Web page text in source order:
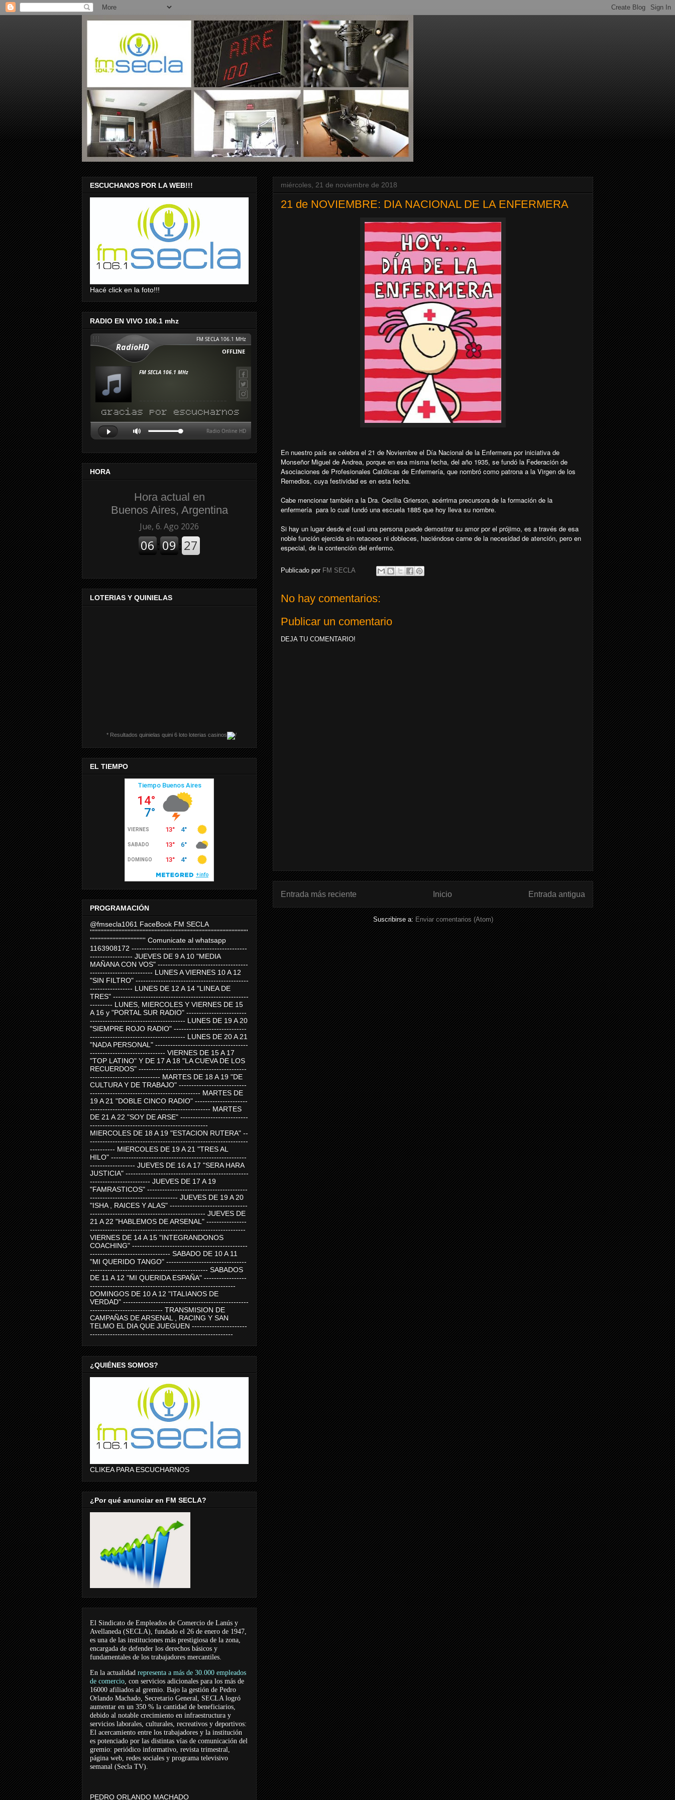
miércoles, 21 de noviembre de 2018
21 de NOVIEMBRE: DIA NACIONAL DE LA ENFERMERA
En nuestro país se celebra el 21 de Noviembre el Día Nacional de la Enfermera por iniciativa de
Monseñor Miguel de Andrea, porque en esa misma fecha, del año 1935, se fundó la Federación de
Asociaciones de Profesionales Católicas de Enfermería, que nombró como patrona a la Virgen de los
Remedios, cuya festividad es en esta fecha.
Cabe mencionar también a la Dra. Cecilia Grierson, acérrima precursora de la formación de la
enfermería para lo cual fundó una escuela 1885 que hoy lleva su nombre.
Si hay un lugar desde el cual una persona puede demostrar su amor por el prójimo, es a través de esa
noble función ejercida sin retaceos ni dobleces, haciéndose carne de la necesidad de atención, pero en
especial, de la contención del enfermo.
Publicado por FM SECLA
No hay comentarios:
Publicar un comentario
DEJA TU COMENTARIO!
Entrada más reciente Entrada antigua
Inicio
Suscribirse a: Enviar comentarios (Atom)
ESCUCHANOS POR LA WEB!!!
Hacé click en la foto!!!
RADIO EN VIVO 106.1 mhz
HORA
Hora actual en
Buenos Aires, Argentina
LOTERIAS Y QUINIELAS
* Resultados quinielas quini 6 loto loterias casinos
EL TIEMPO
PROGRAMACIÓN
@fmsecla1061 FaceBook FM SECLA
'''''''''''''''''''''''''''''''''''''''''''''''''''''''''''''''''''''''''''''''''''''''''''''''''''''''''
''''''''''''''''''''''''''''''''''''' Comunicate al whatsapp
1163908172 ----------------------------------------------
----------------- JUEVES DE 9 A 10 "MEDIA
MAÑANA CON VOS" ------------------------------------
------------------------- LUNES A VIERNES 10 A 12
"SIN FILTRO" ---------------------------------------------
----------------- LUNES DE 12 A 14 "LINEA DE
TRES" ------------------------------------------------------
--------- LUNES, MIERCOLES Y VIERNES DE 15
A 16 y "PORTAL SUR RADIO" ------------------------
-------------------------------------- LUNES DE 19 A 20
"SIEMPRE ROJO RADIO" -----------------------------
-------------------------------------- LUNES DE 20 A 21
"NADA PERSONAL" -------------------------------------
------------------------------ VIERNES DE 15 A 17
"TOP LATINO" Y DE 17 A 18 "LA CUEVA DE LOS
RECUERDOS" -------------------------------------------
---------------------------- MARTES DE 18 A 19 "DE
CULTURA Y DE TRABAJO" ---------------------------
-------------------------------------------- MARTES DE
19 A 21 "DOBLE CINCO RADIO" ---------------------
------------------------------------------------ MARTES
DE 21 A 22 "SOY DE ARSE" ---------------------------
-----------------------------------------------
MIERCOLES DE 18 A 19 "ESTACION RUTERA" --
---------------------------------------------------------------
---------- MIERCOLES DE 19 A 21 "TRES AL
HILO" ------------------------------------------------------
------------------ JUEVES DE 16 A 17 "SERA HARA
JUSTICIA" -------------------------------------------------
------------------------ JUEVES DE 17 A 19
"FAMRASTICOS" ----------------------------------------
----------------------------------- JUEVES DE 19 A 20
"ISHA , RAICES Y ALAS" -------------------------------
---------------------------------------------- JUEVES DE
21 A 22 "HABLEMOS DE ARSENAL" ----------------
--------------------------------------------------------------
VIERNES DE 14 A 15 "INTEGRANDONOS
COACHING" ----------------------------------------------
-------------------------------- SABADO DE 10 A 11
"MI QUERIDO TANGO" --------------------------------
----------------------------------------------- SABADOS
DE 11 A 12 "MI QUERIDA ESPAÑA" -----------------
----------------------------------------------------------
DOMINGOS DE 10 A 12 "ITALIANOS DE
VERDAD" --------------------------------------------------
----------------------------- TRANSMISION DE
CAMPAÑAS DE ARSENAL , RACING Y SAN
TELMO EL DIA QUE JUEGUEN ----------------------
---------------------------------------------------------
¿QUIÉNES SOMOS?
CLIKEA PARA ESCUCHARNOS
¿Por qué anunciar en FM SECLA?
El Sindicato de Empleados de Comercio de Lanús y
Avellaneda (SECLA), fundado el 26 de enero de 1947,
es una de las instituciones más prestigiosa de la zona,
encargada de defender los derechos básicos y
fundamentales de los trabajadores mercantiles.
En la actualidad representa a más de 30.000 empleados
de comercio, con servicios adicionales para los más de
16000 afiliados al gremio. Bajo la gestión de Pedro
Orlando Machado, Secretario General, SECLA logró
aumentar en un 350 % la cantidad de beneficiarios,
debido al notable crecimiento en infraestructura y
servicios laborales, culturales, recreativos y deportivos:
El acercamiento entre los trabajadores y la institución
es potenciado por las distintas vías de comunicación del
gremio: periódico informativo, revista trimestral,
página web, redes sociales y programa televisivo
semanal (Secla TV).
PEDRO ORLANDO MACHADO